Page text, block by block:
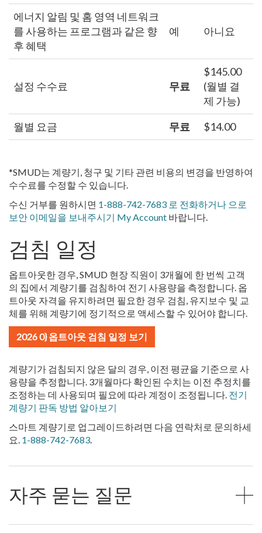
에너지 알림 및 홈 영역 네트워크
를 사용하는 프로그램과 같은 향
후 혜택
예 아니요
설정 수수료 무료
$145.00
(월별 결
제 가능)
월별 요금
무료 $14.00
*SMUD는 계량기, 청구 및 기타 관련 비용의 변경을 반영하여
수수료를 수정할 수 있습니다.
수신 거부를 원하시면 1-888-742-7683 로 전화하거나 으로
보안 이메일을 보내주시기 My Account 바랍니다.
검침 일정
옵트아웃한 경우, SMUD 현장 직원이 3개월에 한 번씩 고객
의 집에서 계량기를 검침하여 전기 사용량을 측정합니다. 옵
트아웃 자격을 유지하려면 필요한 경우 검침, 유지보수 및 교
체를 위해 계량기에 정기적으로 액세스할 수 있어야 합니다.
2026 0} 옵트아웃 검침 일정 보기
계량기가 검침되지 않은 달의 경우, 이전 평균을 기준으로 사
용량을 추정합니다. 3개월마다 확인된 수치는 이전 추정치를
조정하는 데 사용되며 필요에 따라 계정이 조정됩니다. 전기
계량기 판독 방법 알아보기
스마트 계량기로 업그레이드하려면 다음 연락처로 문의하세
요. 1-888-742-7683
자주 묻는 질문